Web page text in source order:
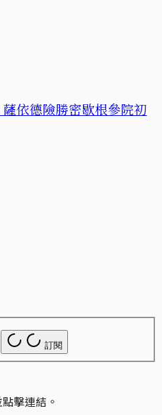
依德險勝密歇根參院初
訂閱
擊連結。